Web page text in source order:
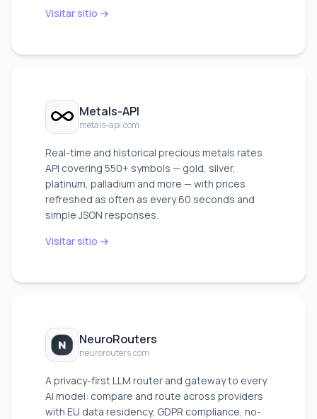
Visitar sitio →
Metals-API
metals-api.com
Real-time and historical precious metals rates
API covering 550+ symbols — gold, silver,
platinum, palladium and more — with prices
refreshed as often as every 60 seconds and
simple JSON responses.
Visitar sitio →
NeuroRouters
neurorouters.com
A privacy-first LLM router and gateway to every
AI model: compare and route across providers
with EU data residency, GDPR compliance, no-